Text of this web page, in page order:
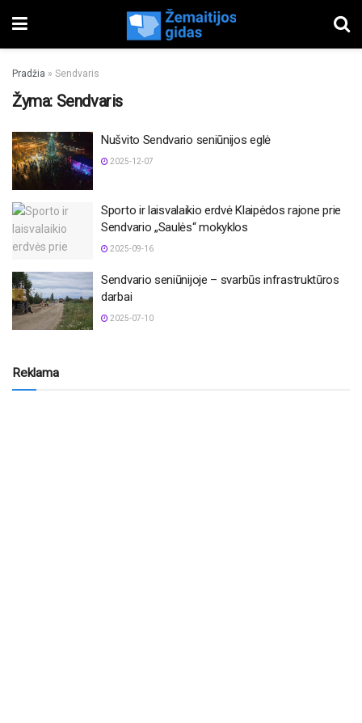
Pradžia » Sendvaris
Žyma: Sendvaris
Nušvito Sendvario seniūnijos eglė
2025-12-07
Sporto ir laisvalaikio erdvė Klaipėdos rajone prie
Sendvario „Saulės“ mokyklos
2025-09-16
Sendvario seniūnijoje – svarbūs infrastruktūros
darbai
2025-07-10
Reklama